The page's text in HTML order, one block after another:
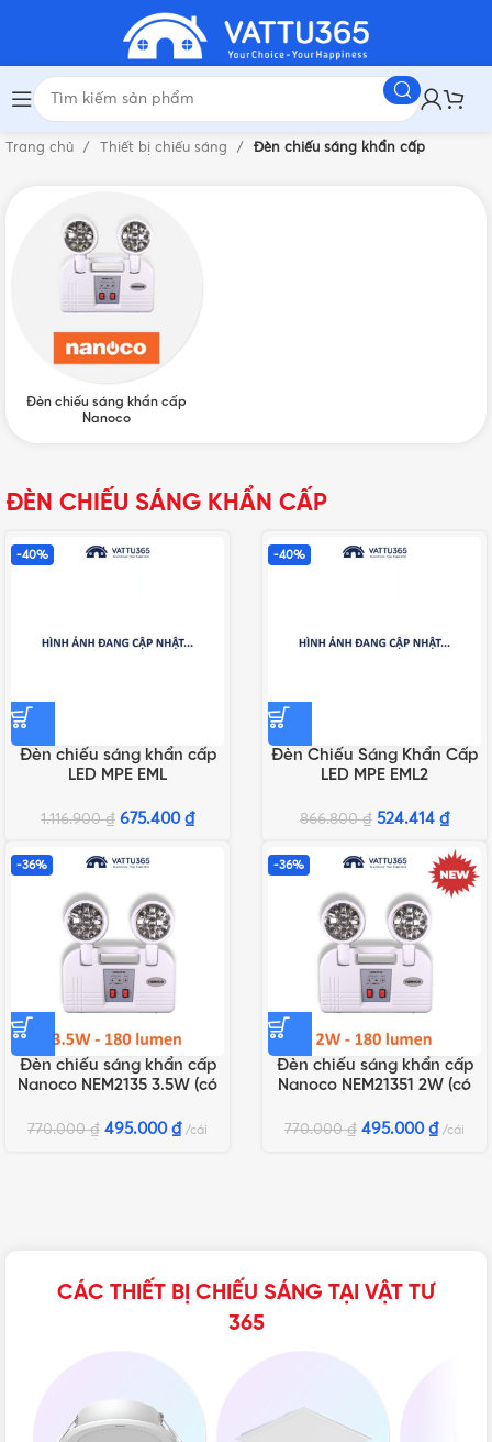
Trang chủ Thiết bị chiếu sáng Đèn chiếu sáng khẩn cấp
Đèn chiếu sáng khẩn cấp
Nanoco
ĐÈN CHIẾU SÁNG KHẨN CẤP
-40%
Đèn chiếu sáng khẩn cấp
LED MPE EML
1.116.900₫ 675.400 ₫
-40%
Đèn Chiếu Sáng Khẩn Cấp
LED MPE EML2
866.800₫ 524.414 ₫
-36%
Đèn chiếu sáng khẩn cấp
Nanoco NEM2135 3.5W (có
770.000₫ 495.000 ₫ cái
-36%
Đèn chiếu sáng khẩn cấp
Nanoco NEM21351 2W (có
770.000₫ 495.000 ₫ cái
CÁC THIẾT BỊ CHIẾU SÁNG TẠI VẬT TƯ
365